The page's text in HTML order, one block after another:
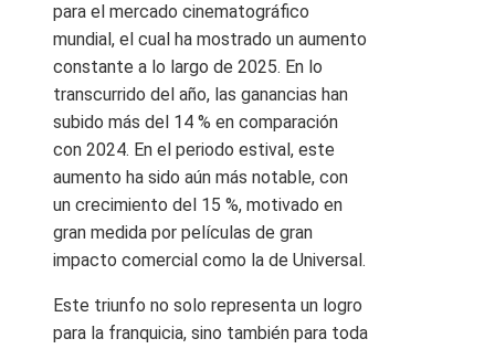
para el mercado cinematográfico
mundial, el cual ha mostrado un aumento
constante a lo largo de 2025. En lo
transcurrido del año, las ganancias han
subido más del 14 % en comparación
con 2024. En el periodo estival, este
aumento ha sido aún más notable, con
un crecimiento del 15 %, motivado en
gran medida por películas de gran
impacto comercial como la de Universal.
Este triunfo no solo representa un logro
para la franquicia, sino también para toda